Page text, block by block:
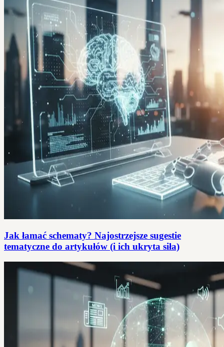
Jak łamać schematy? Najostrzejsze sugestie
tematyczne do artykułów (i ich ukryta siła)